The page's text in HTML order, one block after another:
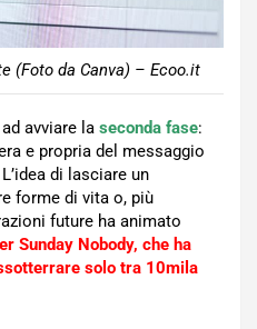
(Foto da Canva) – Ecoo.it
avviare la seconda fase:
e propria del messaggio
di lasciare un
forme di vita o, più
future ha animato
Sunday Nobody, che ha
solo tra 10mila